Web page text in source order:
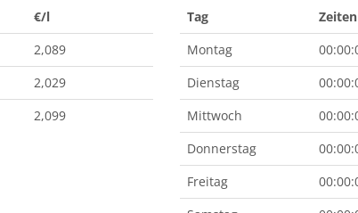
€/l
2,089
2,029
2,099
Tag
Zeiten
Montag
Dienstag
Mittwoch
Donnerstag
Freitag